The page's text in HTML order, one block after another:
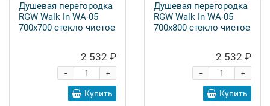
Душевая перегородка
RGW Walk In WA-05
700x700 стекло чистое
2 532 ₽
+
-
Купить
Душевая перегородка
RGW Walk In WA-05
700x800 стекло чистое
2 532 ₽
+
-
Купить